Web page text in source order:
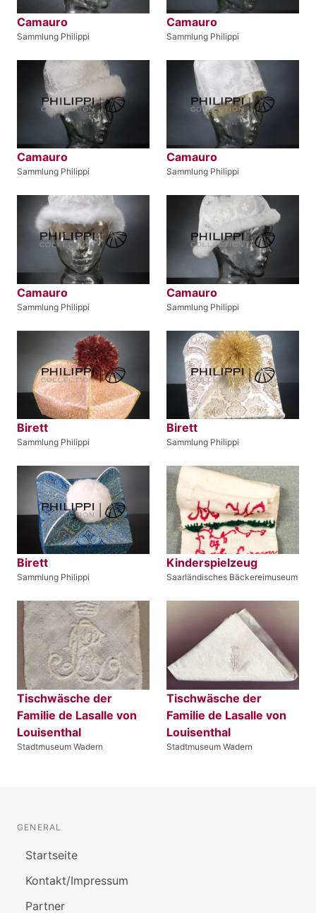
Camauro
Sammlung Philippi
Camauro
Sammlung Philippi
Camauro
Sammlung Philippi
Camauro
Sammlung Philippi
Camauro
Sammlung Philippi
Camauro
Sammlung Philippi
Birett
Sammlung Philippi
Birett
Sammlung Philippi
Birett
Sammlung Philippi
Kinderspielzeug
Saarländisches Bäckereimuseum
Tischwäsche der
Familie de Lasalle von
Louisenthal
Stadtmuseum Wadern
Tischwäsche der
Familie de Lasalle von
Louisenthal
Stadtmuseum Wadern
GENERAL
Startseite
Kontakt/Impressum
Partner